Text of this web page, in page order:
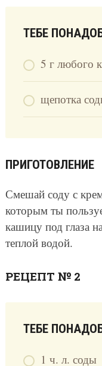
ТЕБЕ
5 г любого
щепотка
ПРИГОТОВЛЕНИЕ
Смешай соду с
которым ты
кашицу под глаза
теплой водой.
РЕЦЕПТ № 2
ТЕБЕ
1 ч. л. соды